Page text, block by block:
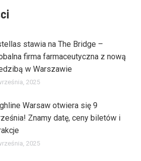
stawia na The Bridge –
firma farmaceutyczna z nową
w Warszawie
2025
Warsaw otwiera się 9
Znamy datę, ceny biletów i
2025